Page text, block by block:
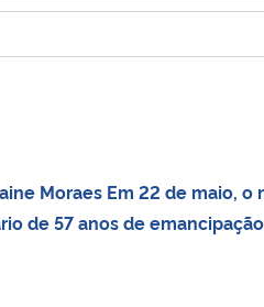
Moraes Em 22 de maio,
de 57 anos de